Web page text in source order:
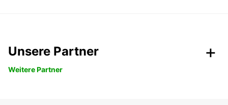
Unsere Partner
Weitere Partner